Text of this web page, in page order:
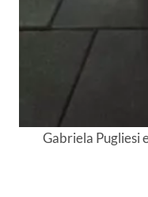
Gabriela Pugliesi